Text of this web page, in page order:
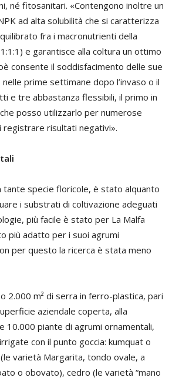
né fitosanitari. «Contengono inoltre un
ad alta solubilità che si caratterizza
fra i macronutrienti della
e garantisce alla coltura un ottimo
consente il soddisfacimento delle sue
prime settimane dopo l’invaso o il
e tre abbastanza flessibili, il primo in
posso utilizzarlo per numerose
registrare risultati negativi».
tante specie floricole, è stato alquanto
i substrati di coltivazione adeguati
più facile è stato per La Malfa
più adatto per i suoi agrumi
per questo la ricerca è stata meno
2.000 m² di serra in ferro-plastica, pari
aziendale coperta, alla
10.000 piante di agrumi ornamentali,
con il punto goccia: kumquat o
varietà Margarita, tondo ovale, a
o obovato), cedro (le varietà “mano